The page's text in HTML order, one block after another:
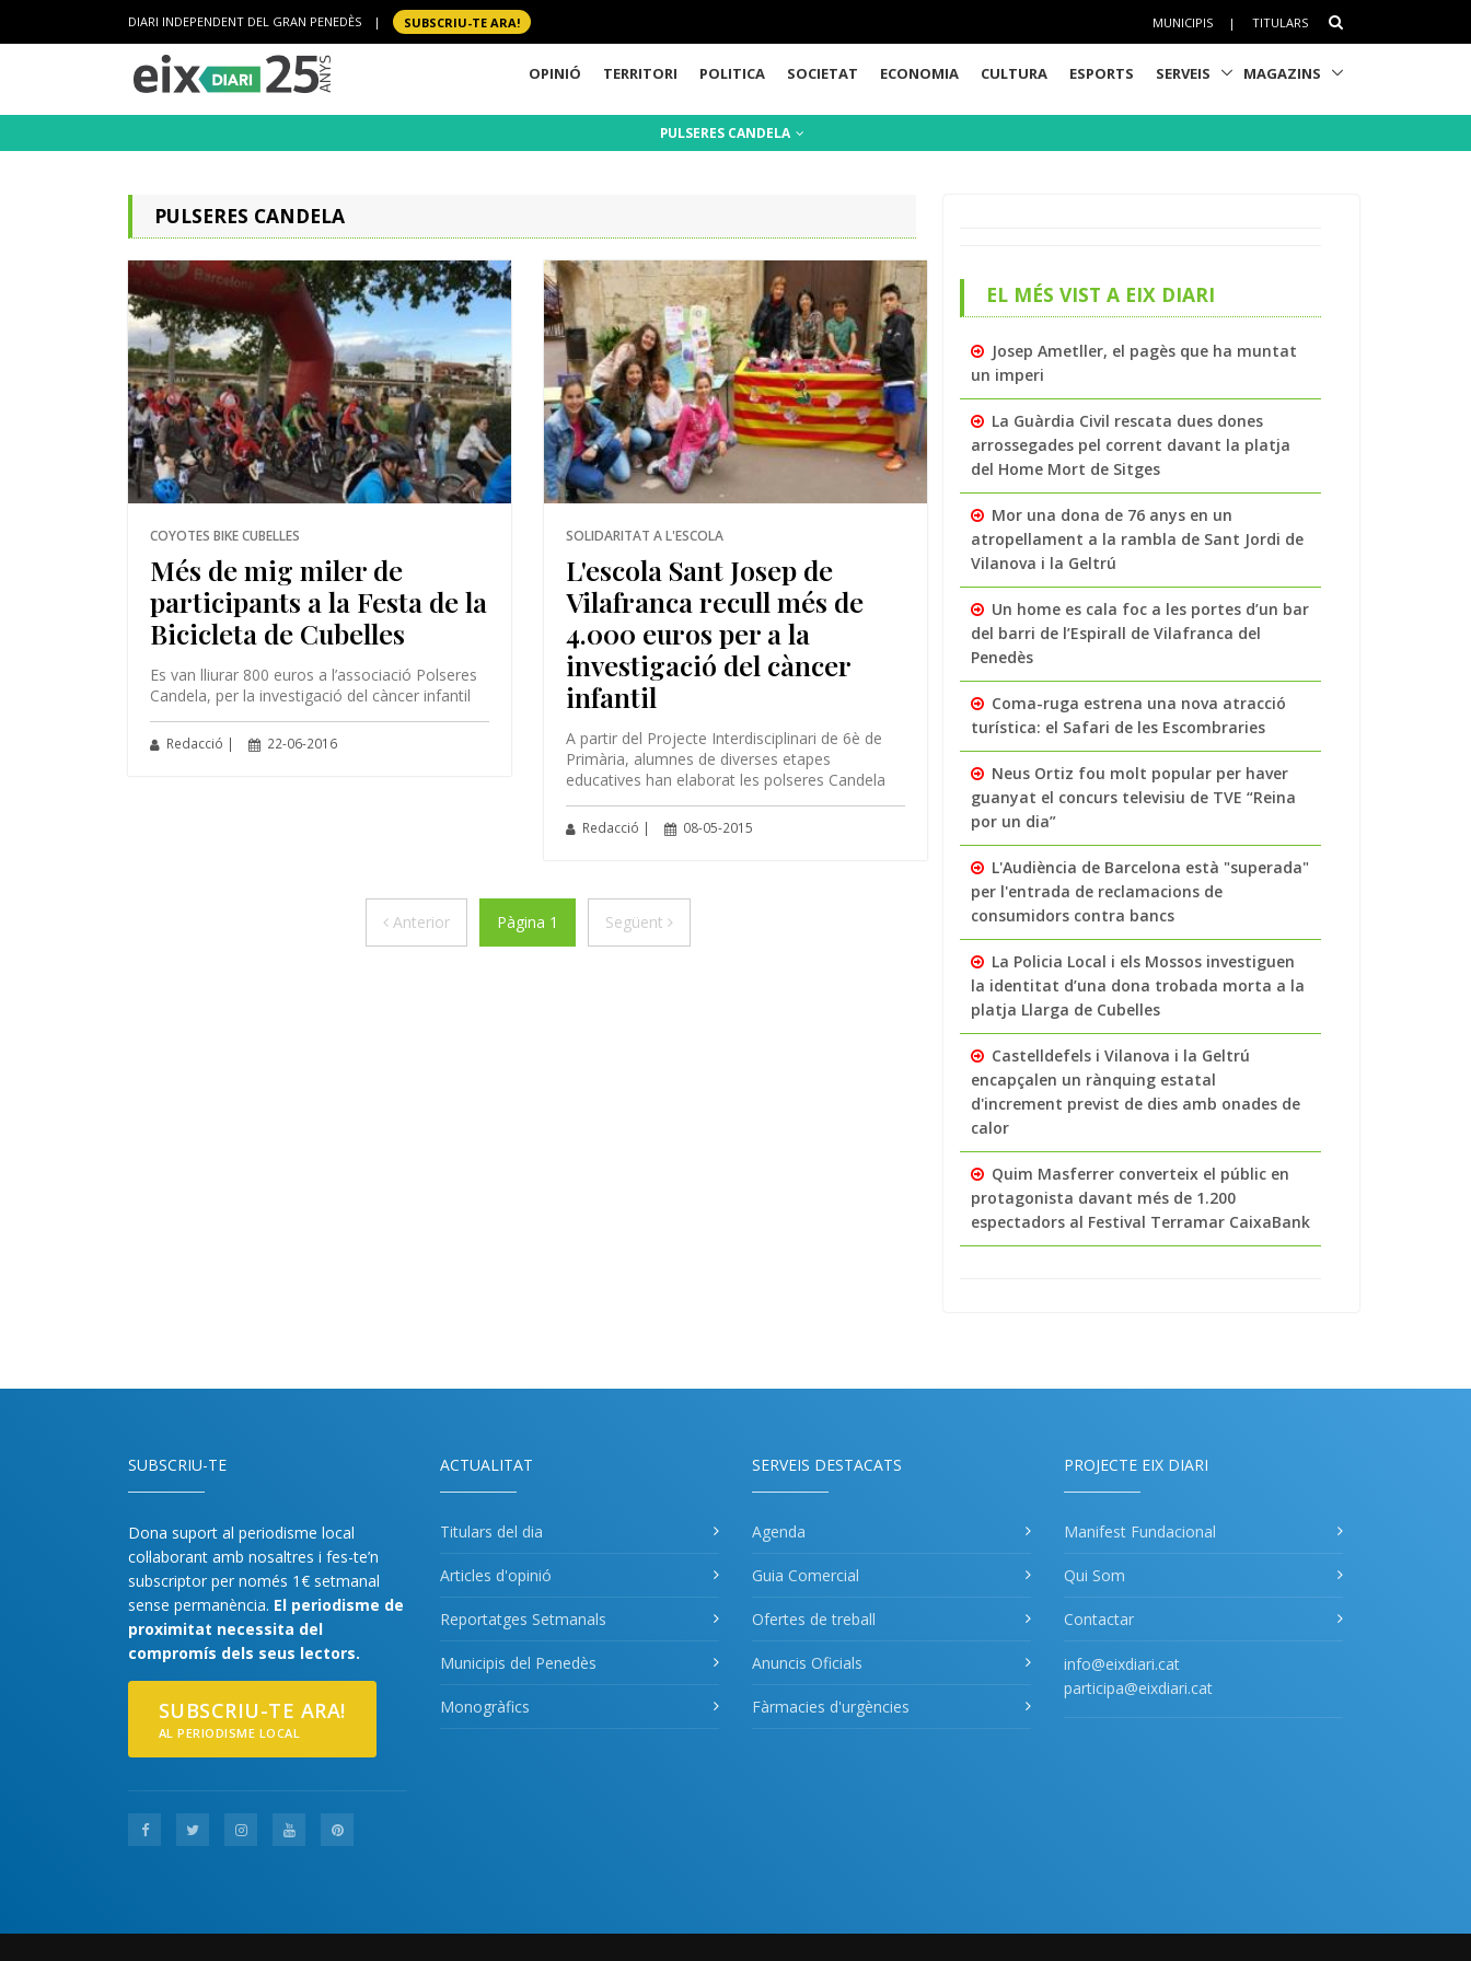
DIARI INDEPENDENT DEL GRAN PENEDÈS | SUBSCRIU-TE ARA! MUNICIPIS | TITULARS
OPINIÓ TERRITORI POLITICA SOCIETAT ECONOMIA CULTURA ESPORTS SERVEIS MAGAZINS
PULSERES CANDELA
PULSERES CANDELA
COYOTES BIKE CUBELLES
Més de mig miler de
participants a la Festa de la
Bicicleta de Cubelles
Es van lliurar 800 euros a l’associació Polseres
Candela, per la investigació del càncer infantil
Redacció | 22-06-2016
SOLIDARITAT A L'ESCOLA
L'escola Sant Josep de
Vilafranca recull més de
4.000 euros per a la
investigació del càncer
infantil
A partir del Projecte Interdisciplinari de 6è de
Primària, alumnes de diverses etapes
educatives han elaborat les polseres Candela
Redacció | 08-05-2015
AnteriorAnteriorPàgina 1 Següent Següent
EL MÉS VIST A EIX DIARI
Josep Ametller, el pagès que ha muntat
un imperi
La Guàrdia Civil rescata dues dones
arrossegades pel corrent davant la platja
del Home Mort de Sitges
Mor una dona de 76 anys en un
atropellament a la rambla de Sant Jordi de
Vilanova i la Geltrú
Un home es cala foc a les portes d’un bar
del barri de l’Espirall de Vilafranca del
Penedès
Coma-ruga estrena una nova atracció
turística: el Safari de les Escombraries
Neus Ortiz fou molt popular per haver
guanyat el concurs televisiu de TVE “Reina
por un dia”
L'Audiència de Barcelona està "superada"
per l'entrada de reclamacions de
consumidors contra bancs
La Policia Local i els Mossos investiguen
la identitat d’una dona trobada morta a la
platja Llarga de Cubelles
Castelldefels i Vilanova i la Geltrú
encapçalen un rànquing estatal
d'increment previst de dies amb onades de
calor
Quim Masferrer converteix el públic en
protagonista davant més de 1.200
espectadors al Festival Terramar CaixaBank
SUBSCRIU-TE
Dona suport al periodisme local
col·laborant amb nosaltres i fes-te’n
subscriptor per només 1€ setmanal
sense permanència. El periodisme de
proximitat necessita del
compromís dels seus lectors.
SUBSCRIU-TE ARA!
AL PERIODISME LOCAL
ACTUALITAT
Titulars del dia
Articles d'opinió
Reportatges Setmanals
Municipis del Penedès
Monogràfics
SERVEIS DESTACATS
Agenda
Guia Comercial
Ofertes de treball
Anuncis Oficials
Fàrmacies d'urgències
PROJECTE EIX DIARI
Manifest Fundacional
Qui Som
Contactar
info@eixdiari.cat
participa@eixdiari.cat